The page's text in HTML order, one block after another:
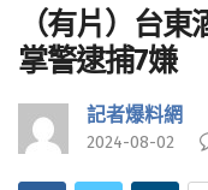
（有片）台
掌警逮捕7嫌
記者爆料網
2024-08-02